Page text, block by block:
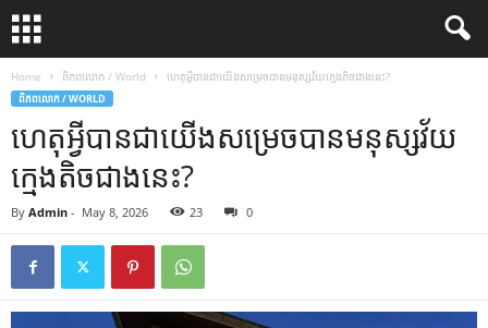
Home ពិភពលោក / World ហេតុអ្វីបានជាយើងសម្រេចបានមនុស្សវ័យក្មេងតិចជាងនេះ?
ពិភពលោក / WORLD
ហេតុអ្វីបានជាយើងសម្រេចបានមនុស្សវ័យ
ក្មេងតិចជាងនេះ?
By Admin - May 8, 2026 23 0